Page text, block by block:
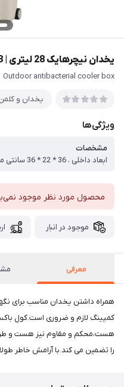
یخدان نیچرهایک 28 لیتری | CNK2300BS013
Outdoor antibacterial cooler box
یخدان و
ویژگی‌ها
مشخصات
محصول مورد نظر موجود
موجود در انبار
معرفی
همراه داشتن یخدان مناسب برای
کمپینگ لازم و ضروری است.کول
هست،محکم و مقاوم نیز هست و
را تضمین می کند.با آرامش خاطر